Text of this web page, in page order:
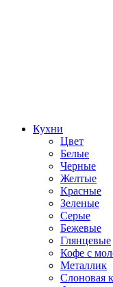
Кухни
Цвет
Белые
Черные
Желтые
Красные
Зеленые
Серые
Бежевые
Глянцевые
Кофе с
Металлик
Слоновая